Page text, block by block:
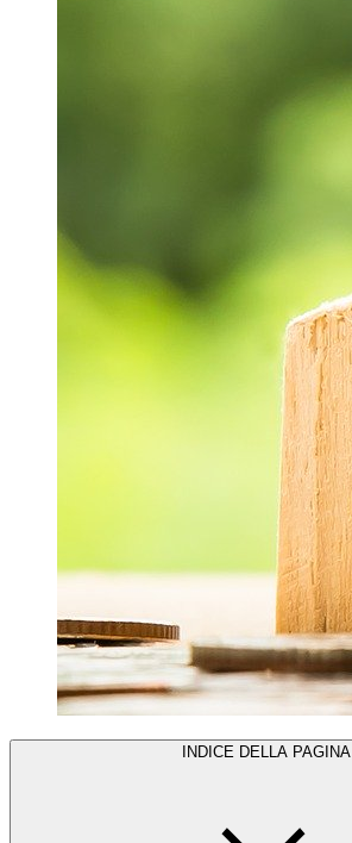
INDICE DELLA PAGINA